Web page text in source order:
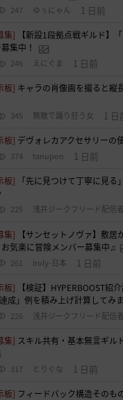
247 ゆぅにゃん 1 日前
集]
【新設1段拠点戦ギルド】
集中！
246 えにぐま 1 日前
板] キャラの肖像画を撮ると縦
345 無敵で踊り狂う女 1 日
板] デヴォレカアクセサリーの
374 tanupon 1 日前
板]
「先に見つけて丁寧に見
225 浅井ジークフリード配信者
集]
【サンセットノヴァ】敷居
気楽に冒険メンバー募集中♫
261 Iroly-日本 1 日前
板]
【検証】HYPERBOOST紹
成」例を積み上げ計算してみ
226 浅井ジークフリード配信者
集] スキル共有・基本無言ギル
317 とりぐな 1 日前
板] フィードバック構造そのも